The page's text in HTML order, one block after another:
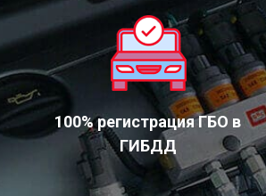
100% регистрация ГБО в
ГИБДД